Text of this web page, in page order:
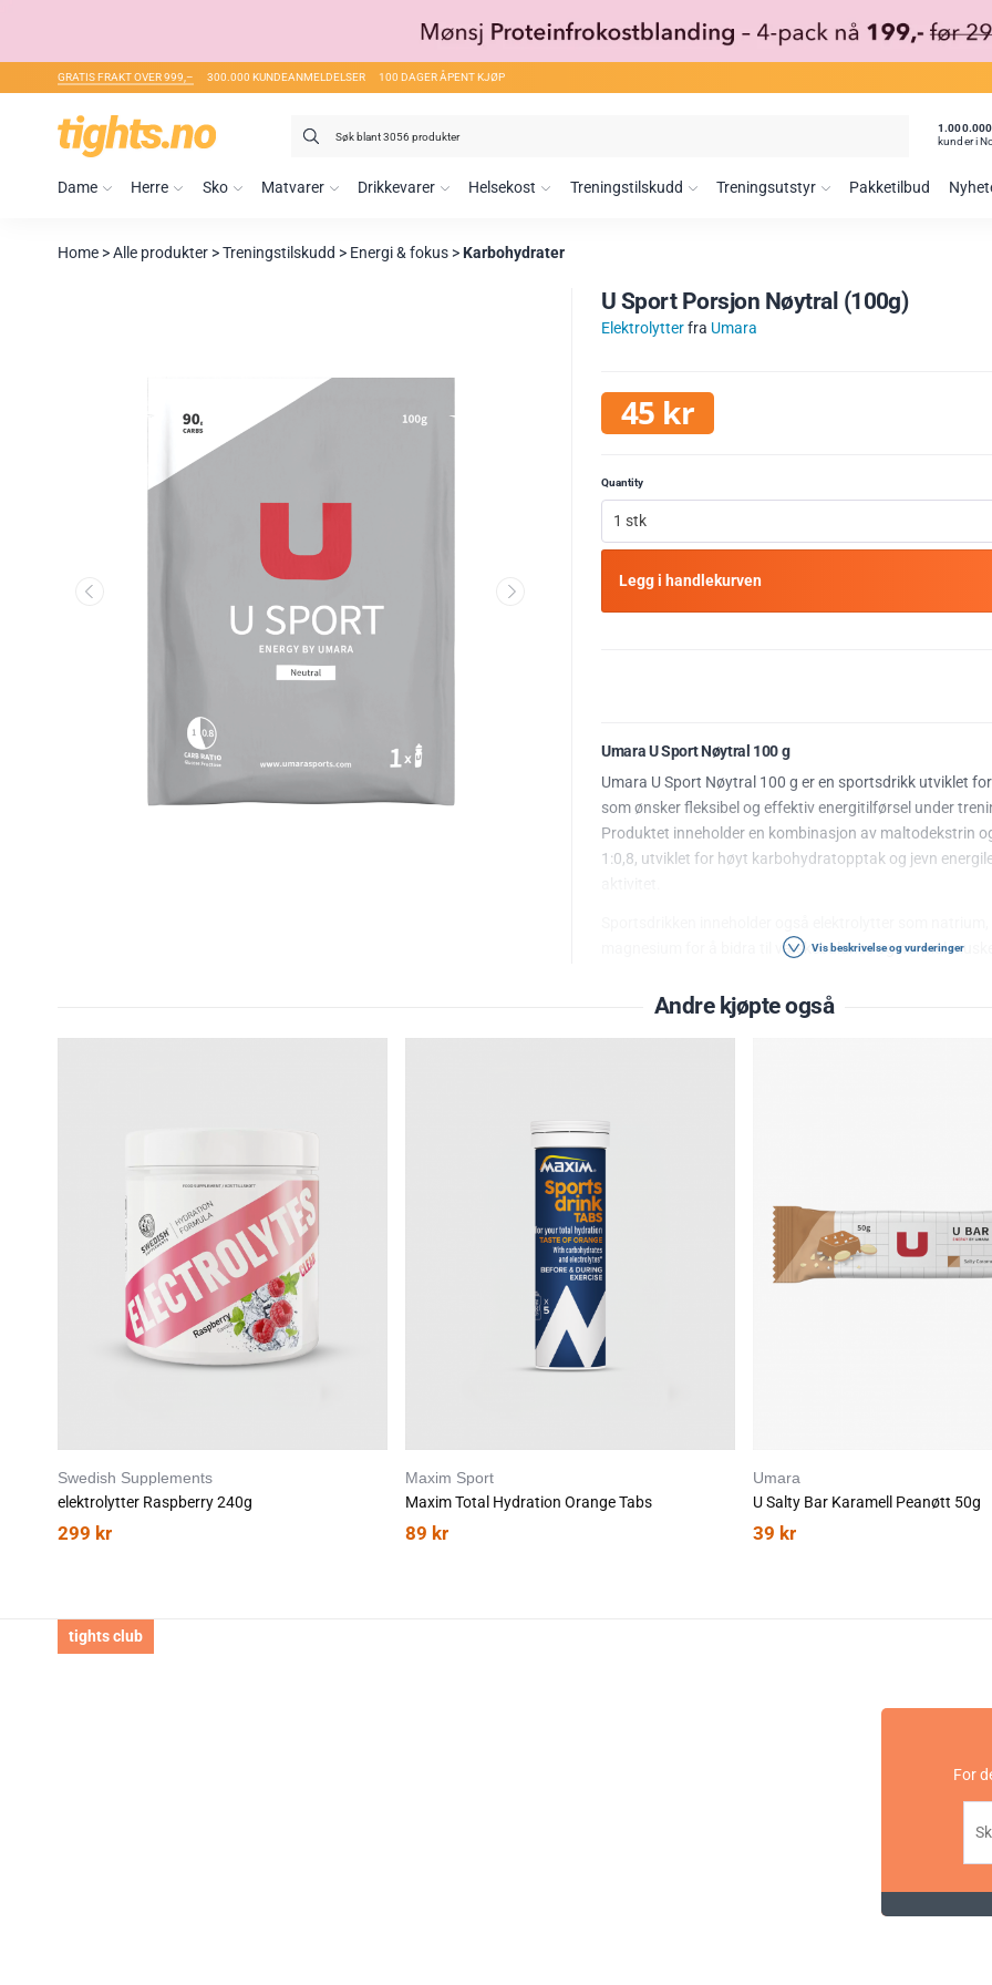
GRATIS FRAKT OVER 999,– 300.000 KUNDEANMELDELSER 100 DAGER ÅPENT KJØP
Search
1.000.000
kunder i
Dame Herre Sko Matvarer Drikkevarer Helsekost Treningstilskudd Treningsutstyr Pakketilbud
Home >Alle produkter >Treningstilskudd > Energi & fokus >Karbohydrater
U Sport Porsjon Nøytral (100g)
Elektrolytterfra Umara
45 kr
Quantity
1 stk
Legg i handlekurven
Umara U Sport Nøytral 100 g
Umara U Sport Nøytral 100 g er en sportsdrikk utviklet
som ønsker fleksibel og effektiv energitilførsel under
Produktet inneholder en kombinasjon av maltodekstrin
1:0,8, utviklet for høyt karbohydratopptak og jevn
magnesium for å bidra til væskebalanse og normal
I tillegg inneholder U Sport Nøytral BCAA i 2:1:1-forhold
og valin. Den smaksnøytrale profilen gjør produktet
karbohydratinntaket etter intensitet og varighet på økten.
Karbohydratmiks av maltodekstrin og fruktose
Utviklet for høyt karbohydratopptak
Inneholder elektrolytter
Energi: 1540 kJ / 369 kcal
Maltodekstrin, fruktose, BCAA 2:1:1 (leucin, valin,
Vis beskrivelse og vurderinger
Andre kjøpte også
Swedish Supplements
elektrolytter Raspberry 240g
299 kr
Maxim Sport
Maxim Total Hydration Orange Tabs
89 kr
Umara
U Salty Bar Karamell Peanøtt 50g
39 kr
tights club
For